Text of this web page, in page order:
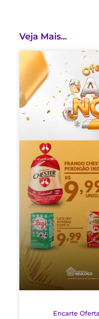
Veja Mais...
Encarte